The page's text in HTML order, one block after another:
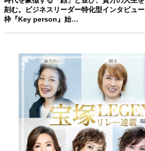
刻む。ビジネスリーダー特化型インタビュー
枠『Key person』始…